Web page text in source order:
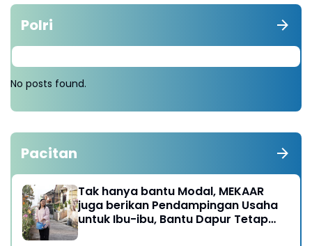
Polri
No posts found.
Pacitan
Tak hanya bantu Modal, MEKAAR
juga berikan Pendampingan Usaha
untuk Ibu-ibu, Bantu Dapur Tetap